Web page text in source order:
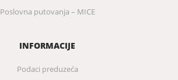
Poslovna putovanja – MICE
INFORMACIJE
Podaci preduzeća